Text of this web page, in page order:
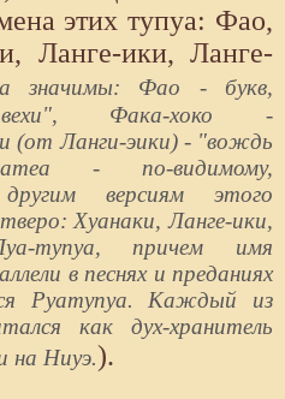
этих тупуа: Фао,
Ланге-ики, Ланге-
значимы: Фао - букв,
вехи", Фака-хоко -
(от Ланги-эики) - "вождь
- по-видимому,
версиям этого
Хуанаки, Ланге-ики,
тупуа, причем имя
в песнях и преданиях
Руатупуа. Каждый из
как дух-хранитель
на Ниуэ.).